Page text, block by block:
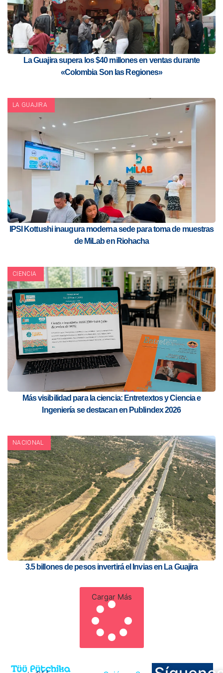
La Guajira supera los $40 millones en ventas durante
«Colombia Son las Regiones»
LA GUAJIRA
IPSI Kottushi inaugura moderna sede para toma de muestras
de MiLab en Riohacha
CIENCIA
Más visibilidad para la ciencia: Entretextos y Ciencia e
Ingeniería se destacan en Publindex 2026
NACIONAL
3.5 billones de pesos invertirá el Invias en La Guajira
Cargar Más